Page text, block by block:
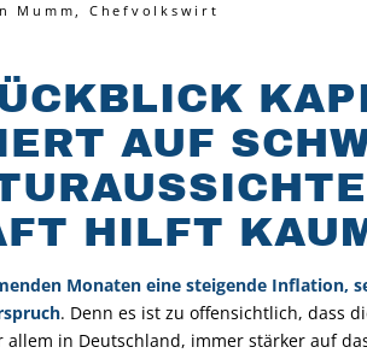
Mumm, Chefvolkswirt
AUF
HILFT
Monaten eine steigende Inflation,
. Denn es ist zu offensichtlich, dass
allem in Deutschland, immer stärker auf